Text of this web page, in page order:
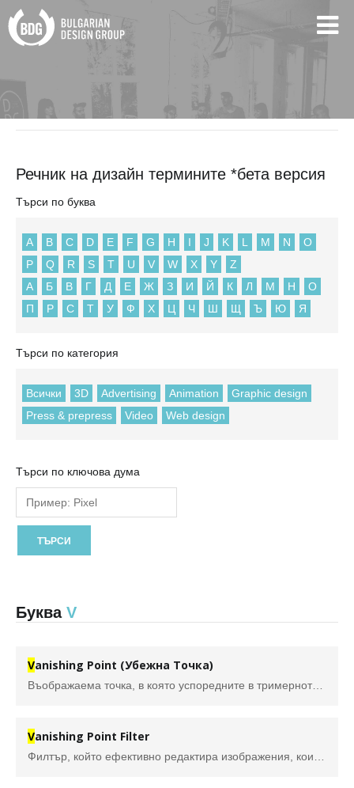
Речник на дизайн термините *бета версия
Търси по буква
A B C D E F G H I J K L M N
O
P
Q R S T U V W X Y
Z
А
Б В Г Д Е Ж З И Й К Л М Н
О
П
Р С Т У Ф Х Ц Ч Ш Щ Ъ Ю Я
Търси по категория
Всички 3D Advertising Animation
Graphic design
Press & prepress
Video Web design
Търси по ключова дума
Буква V
Vanishing Point (Убежна Точка)
Vanishing Point Filter